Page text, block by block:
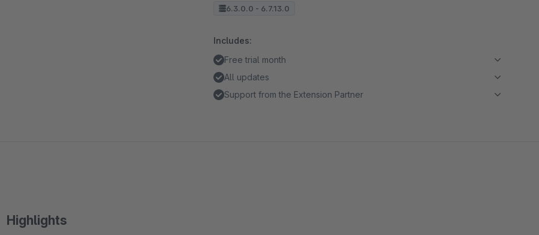
6.3.0.0 - 6.7.13.0
Includes:
Free trial month
All updates
Support from the Extension Partner
Highlights